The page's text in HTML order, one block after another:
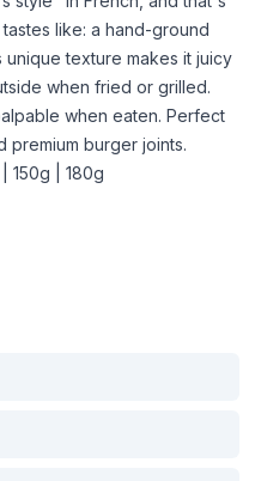
like: a hand-ground
texture makes it juicy
when fried or grilled.
when eaten. Perfect
premium burger joints.
150g | 180g